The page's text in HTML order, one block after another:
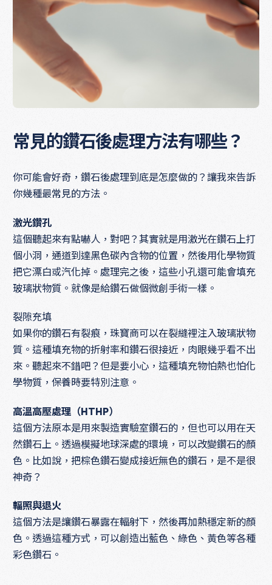
常見的鑽石後處理方法有哪些？
你可能會好奇，鑽石後處理到底是怎麼做的？讓我來告訴
你幾種最常見的方法。
激光鑽孔
這個聽起來有點嚇人，對吧？其實就是用激光在鑽石上打
個小洞，通道到達黑色碳內含物的位置，然後用化學物質
把它漂白或汽化掉。處理完之後，這些小孔還可能會填充
玻璃狀物質。就像是給鑽石做個微創手術一樣。
裂隙充填
如果你的鑽石有裂痕，珠寶商可以在裂縫裡注入玻璃狀物
質。這種填充物的折射率和鑽石很接近，肉眼幾乎看不出
來。聽起來不錯吧？但是要小心，這種填充物怕熱也怕化
學物質，保養時要特別注意。
高溫高壓處理（HTHP）
這個方法原本是用來製造實驗室鑽石的，但也可以用在天
然鑽石上。透過模擬地球深處的環境，可以改變鑽石的顏
色。比如說，把棕色鑽石變成接近無色的鑽石，是不是很
神奇？
輻照與退火
這個方法是讓鑽石暴露在輻射下，然後再加熱穩定新的顏
色。透過這種方式，可以創造出藍色、綠色、黃色等各種
彩色鑽石。